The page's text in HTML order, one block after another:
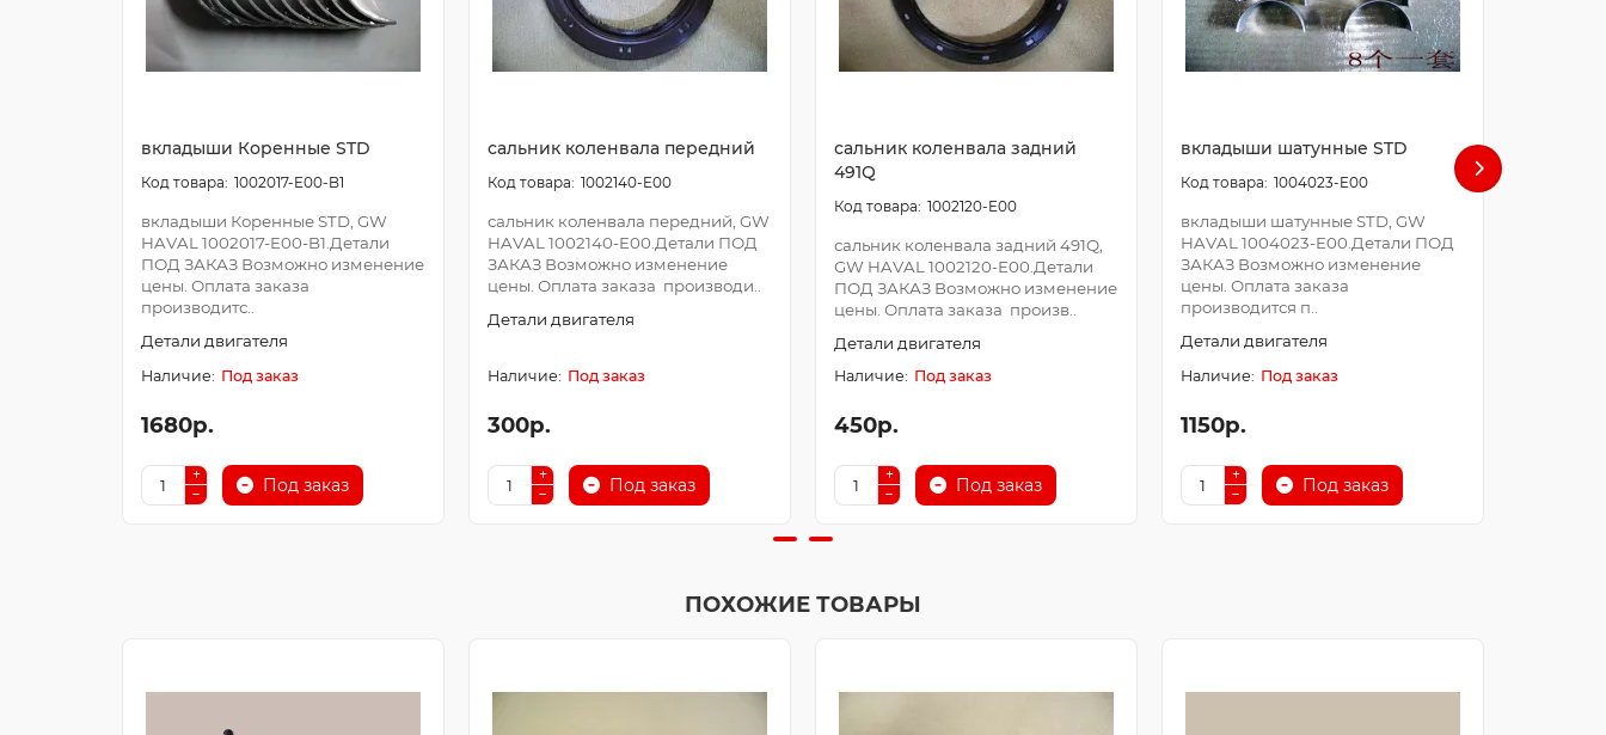
вкладыши Коренные STD
1002017-E00-B1
вкладыши Коренные STD, GW
HAVAL 1002017-E00-B1.Детали
ПОД ЗАКАЗ Возможно изменение
цены. Оплата заказа
производитс..
Детали двигателя
Под заказ
1680р.
Под заказ
сальник коленвала передний
1002140-E00
сальник коленвала передний, GW
HAVAL 1002140-E00.Детали ПОД
ЗАКАЗ Возможно изменение
цены. Оплата заказа производи..
Детали двигателя
Под заказ
300р.
Под заказ
сальник коленвала задний
491Q
1002120-E00
сальник коленвала задний 491Q,
GW HAVAL 1002120-E00.Детали
ПОД ЗАКАЗ Возможно изменение
цены. Оплата заказа произв..
Детали двигателя
Под заказ
450р.
Под заказ
вкладыши шатунные STD
1004023-E00
вкладыши шатунные STD, GW
HAVAL 1004023-E00.Детали ПОД
ЗАКАЗ Возможно изменение
цены. Оплата заказа
производится п..
Детали двигателя
Под заказ
1150р.
Под заказ
ПОХОЖИЕ ТОВАРЫ